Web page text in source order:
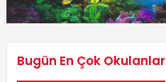
Bugün En Çok Okulanlar